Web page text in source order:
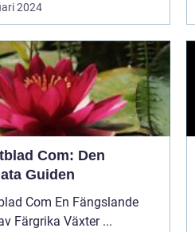
2024
Com: Den
Guiden
En Fängslande
Värld av Färgrika Växter ...